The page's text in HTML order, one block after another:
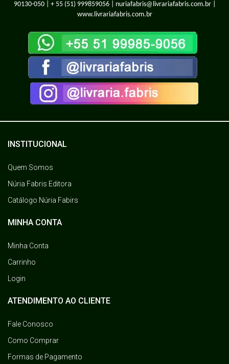
90130-050 | + 55 (51) 999859056| nuriafabris@livrariafabris.com.br |
www.livrariafabris.com.br
INSTITUCIONAL
Quem Somos
Núria Fabris Editora
Catálogo Núria Fabirs
MINHA CONTA
Minha Conta
Carrinho
Login
ATENDIMENTO AO CLIENTE
Fale Conosco
Como Comprar
Formas de Pagamento